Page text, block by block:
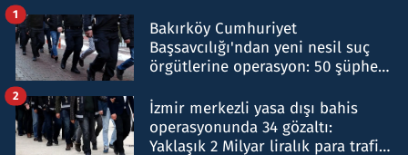
Bakırköy Cumhuriyet
Başsavcılığı'ndan yeni nesil suç
örgütlerine operasyon: 50 şüpheli
1
İzmir merkezli yasa dışı bahis
operasyonunda 34 gözaltı:
Yaklaşık 2 Milyar liralık para trafiği
2